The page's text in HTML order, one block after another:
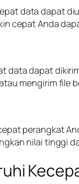
data dapat
cepat Anda
data dapat
mengirim file
perangkat
nilai tinggi